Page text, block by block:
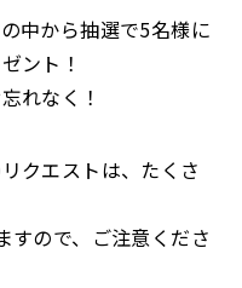
中から抽選で5名様に
ント！
れなく！
クエストは、たくさ
すので、ご注意くださ